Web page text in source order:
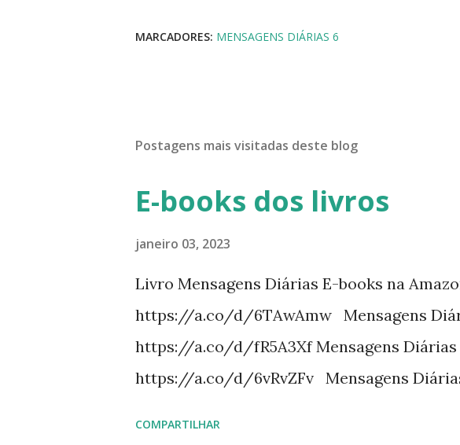
MARCADORES: MENSAGENS DIÁRIAS 6
Postagens mais visitadas deste blog
E-books dos livros
janeiro 03, 2023
Livro Mensagens Diárias E-books na
https://a.co/d/6TAwAmw Mensagens
https://a.co/d/fR5A3Xf Mensagens Diárias
https://a.co/d/6vRvZFv Mensagens
COMPARTILHAR